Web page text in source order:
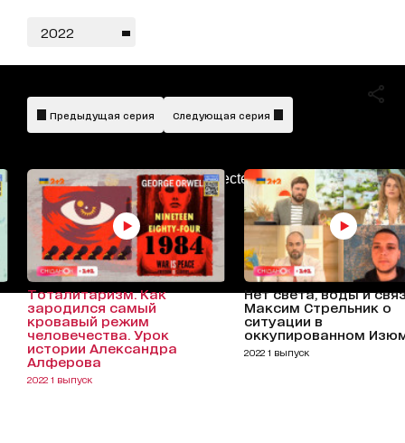
2022
AdBlockDetected!
Предыдущая серия Следующая серия
Тоталитаризм. Как
зародился самый
кровавый режим
человечества. Урок
истории Александра
Алферова
2022 1 выпуск
Нет света, воды и
Максим Стрельник о
ситуации в
оккупированном
2022 1 выпуск